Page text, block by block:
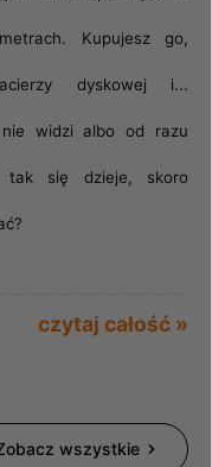
Kupujesz go,
dyskowej i...
widzi albo od razu
tak się dzieje, skoro
czytaj całość »
wszystkie